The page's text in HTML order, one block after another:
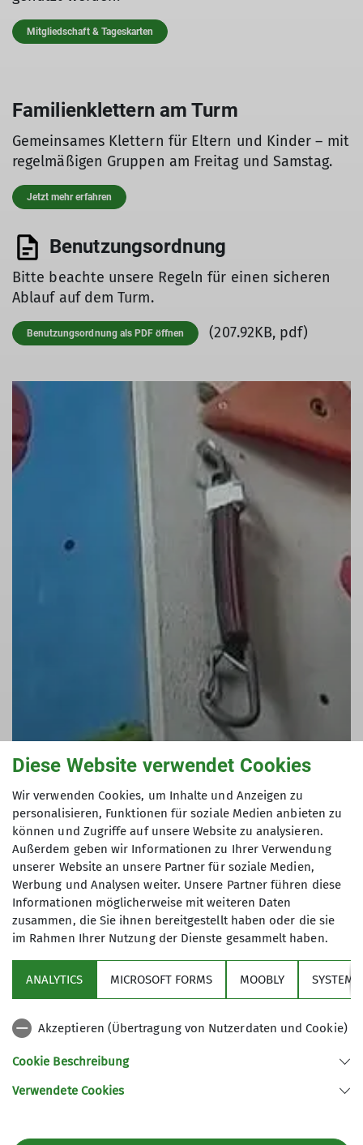
Mitgliedschaft & Tageskarten
Familienklettern am Turm
Gemeinsames Klettern für Eltern und Kinder – mit
regelmäßigen Gruppen am Freitag und Samstag.
Jetzt mehr erfahren
Benutzungsordnung
Bitte beachte unsere Regeln für einen sicheren
Ablauf auf dem Turm.
Benutzungsordnung als PDF öffnen (207.92KB, pdf)
Diese Website verwendet Cookies
Wir verwenden Cookies, um Inhalte und Anzeigen zu
personalisieren, Funktionen für soziale Medien anbieten zu
können und Zugriffe auf unsere Website zu analysieren.
Außerdem geben wir Informationen zu Ihrer Verwendung
unserer Website an unsere Partner für soziale Medien,
Werbung und Analysen weiter. Unsere Partner führen diese
Informationen möglicherweise mit weiteren Daten
zusammen, die Sie ihnen bereitgestellt haben oder die sie
im Rahmen Ihrer Nutzung der Dienste gesammelt haben.
ANALYTICS MICROSOFT FORMS MOOBLY SYSTEM
Akzeptieren (Übertragung von Nutzerdaten und Cookie)
Cookie Beschreibung
Verwendete Cookies